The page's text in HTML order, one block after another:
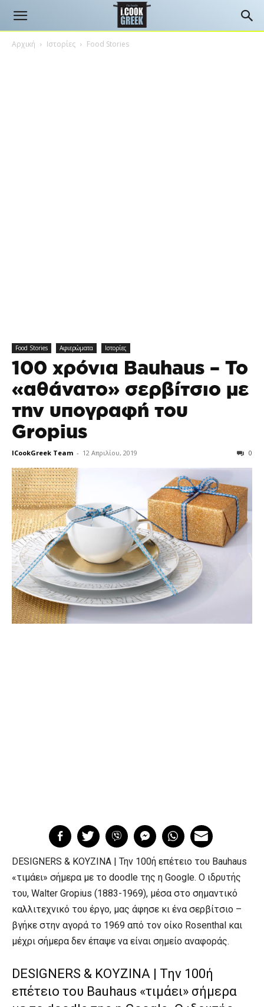
Αρχική Ιστορίες Food Stories
Food Stories Αφιερώματα Ιστορίες
100 χρόνια Bauhaus – To
«αθάνατο» σερβίτσιο με
την υπογραφή του
Gropius
ICookGreek Team - 12 Απριλίου, 2019 0
DESIGNERS & ΚΟΥΖΙΝΑ | Την 100ή επέτειο του Βauhaus
«τιμάει» σήμερα με το doodle της η Google. Ο ιδρυτής
του, Walter Gropius (1883-1969), μέσα στο σημαντικό
καλλιτεχνικό του έργο, μας άφησε κι ένα σερβίτσιο –
βγήκε στην αγορά το 1969 από τον οίκο Rosenthal και
μέχρι σήμερα δεν έπαψε να είναι σημείο αναφοράς.
DESIGNERS & ΚΟΥΖΙΝΑ | Την 100ή
επέτειο του Βauhaus «τιμάει» σήμερα